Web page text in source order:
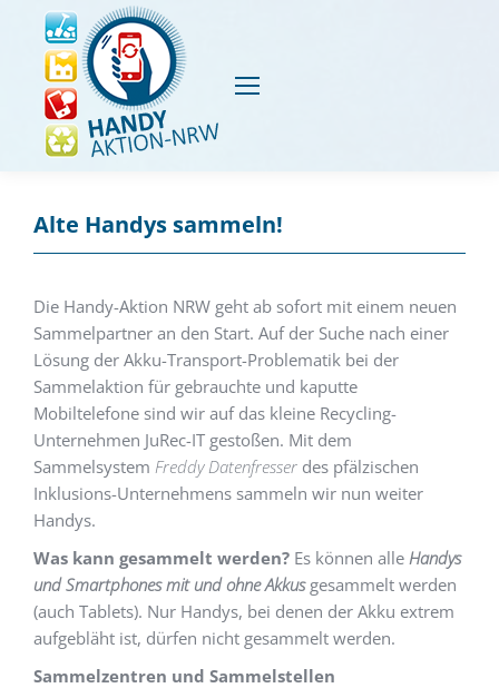
Alte Handys sammeln!
Die Handy-Aktion NRW geht ab sofort mit einem neuen
Sammelpartner an den Start. Auf der Suche nach einer
Lösung der Akku-Transport-Problematik bei der
Sammelaktion für gebrauchte und kaputte
Mobiltelefone sind wir auf das kleine Recycling-
Unternehmen JuRec-IT gestoßen. Mit dem
Sammelsystem Freddy Datenfresser des pfälzischen
Inklusions-Unternehmens sammeln wir nun weiter
Handys.
Was kann gesammelt werden? Es können alle Handys
und Smartphones mit und ohneAkkus gesammelt werden
(auch Tablets). Nur Handys, bei denen der Akku extrem
aufgebläht ist, dürfen nicht gesammelt werden.
Sammelzentren und Sammelstellen